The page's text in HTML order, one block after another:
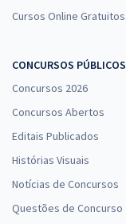
Cursos Online Gratuitos
CONCURSOS PÚBLICOS
Concursos 2026
Concursos Abertos
Editais Publicados
Histórias Visuais
Notícias de Concursos
Questões de Concurso